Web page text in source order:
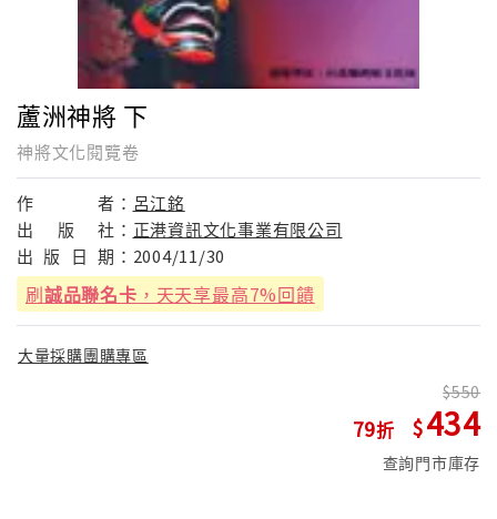
蘆洲神將 下
神將文化閱覽卷
作 者： 呂江銘
出
版 社： 正港資訊文化事業有限公司
出 版 日 期： 2004/11/30
刷誠品聯名卡 ，天天享最高7%回饋
大量採購團購專區
79
550
434
查詢門市庫存